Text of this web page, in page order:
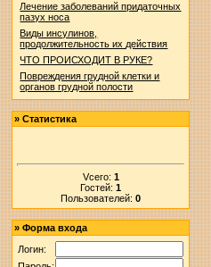
Лечение заболеваний придаточных
пазух носа
Виды инсулинов,
продолжительность их действия
ЧТО ПРОИСХОДИТ В РУКЕ?
Повреждения грудной клетки и
органов грудной полости
»Статистика
Vсего: 1
Гостей:1
Пользователей:0
»Форма входа
Логин: